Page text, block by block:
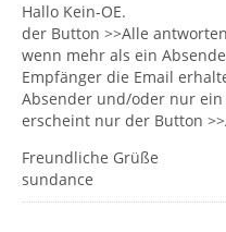
Hallo Kein-OE.
der Button >>Alle
wenn mehr als ein
Empfänger die Email
Absender und/oder nur
erscheint nur der Button
Freundliche Grüße
sundance